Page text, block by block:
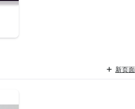
新页面